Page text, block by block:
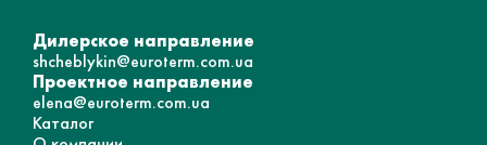
Дилерское направление
shcheblykin@euroterm.com.ua
Проектное направление
elena@euroterm.com.ua
Каталог